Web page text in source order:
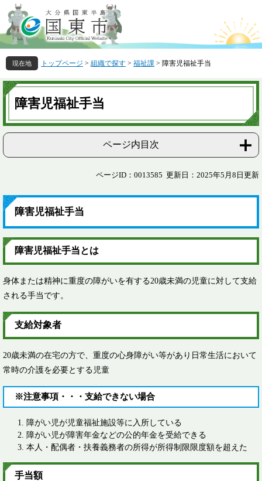
ー
ジ
の
先
頭
で
す
ニ
ュ
ー
を
飛
ば
し
トップページ > 組織で探す > 福祉課 > 障害児福祉手当
本
文
障害児福祉手当
ページ内目次
ページID：0013585 更新日：2025年5月8日更新
障害児福祉手当
障害児福祉手当とは
身体または精神に重度の障がいを有する20歳未満の児童に対して支給
される手当です。
支給対象者
20歳未満の在宅の方で、重度の心身障がい等があり日常生活において
常時の介護を必要とする児童
※注意事項・・・支給できない場合
障がい児が児童福祉施設等に入所している
障がい児が障害年金などの公的年金を受給できる
本人・配偶者・扶養義務者の所得が所得制限限度額を超えた
手当額